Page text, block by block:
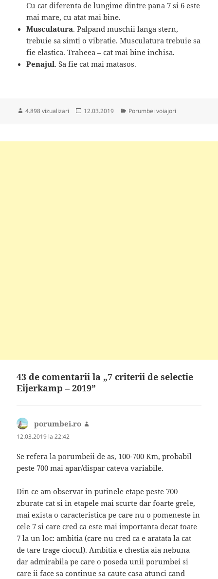
Cu cat diferenta de lungime dintre pana 7 si 6 este
mai mare, cu atat mai bine.
Musculatura. Palpand muschii langa stern,
trebuie sa simti o vibratie. Musculatura trebuie sa
fie elastica. Traheea – cat mai bine inchisa.
Penajul. Sa fie cat mai matasos.
4.898 vizualizari
Publicat
12.03.2019 Categorii
Porumbei voiajori
43 de comentarii la „7 criterii de selectie
Eijerkamp – 2019”
porumbei.ro
12.03.2019 la 22:42
Se refera la porumbeii de as, 100-700 Km, probabil
peste 700 mai apar/dispar cateva variabile.
Din ce am observat in putinele etape peste 700
zburate cat si in etapele mai scurte dar foarte grele,
mai exista o caracteristica pe care nu o pomeneste in
cele 7 si care cred ca este mai importanta decat toate
7 la un loc: ambitia (care nu cred ca e aratata la cat
de tare trage ciocul). Ambitia e chestia aia nebuna
dar admirabila pe care o poseda unii porumbei si
care ii face sa continue sa caute casa atunci cand